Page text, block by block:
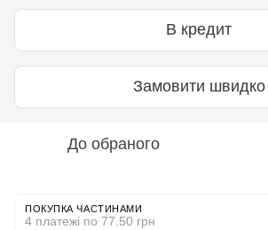
В кредит
Замовити швидко
До обраного
ПОКУПКА ЧАСТИНАМИ
4 платежі по 77.50 грн